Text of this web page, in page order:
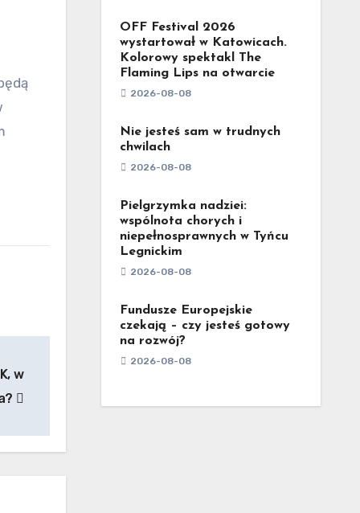
w
OFF Festival 2026
wystartował w Katowicach.
Kolorowy spektakl The
Flaming Lips na otwarcie
2026-08-08
Nie jesteś sam w trudnych
chwilach
2026-08-08
Pielgrzymka nadziei:
wspólnota chorych i
niepełnosprawnych w Tyńcu
Legnickim
2026-08-08
Fundusze Europejskie
czekają – czy jesteś gotowy
na rozwój?
2026-08-08